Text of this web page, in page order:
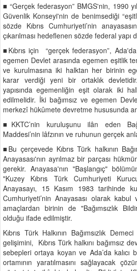
■ “Gerçek federasyon” BMGS'nin, 1990
Güvenlik Konseyi'nin de benimsediği
sözde Kıbrıs Cumhuriyeti’nin
çıkarılması hedeflenen sözde federal yapı
■Kıbrıs için “gerçek federasyon”,
egemen Devlet arasında egemen eşitlik
ve kurulmasına iki halktan her birinin
karar verdiği yeni bir ortaklık
yapısında egemenliğin eşit olarak iki
edilmelidir. İki bağımsız ve egemen
merkezî hükûmete devretme hususunda
■KKTC’nin kuruluşunu ilân eden
Maddesi’nin lâfzının ve ruhunun gerçek
■Bu çerçevede Kıbrıs Türk halkının
Anayasası'nın ayrılmaz bir parçası
gerekir. Anayasa'nın "Başlangıç"
"Kuzey Kıbrıs Türk Cumhuriyeti
Anayasayı, 15 Kasım 1983 tarihinde
Cumhuriyeti’nin Anayasası olarak
amaçlardan birinin de "Bağımsızlık
olduğu ifade edilmiştir.
Kıbrıs Türk Halkının Bağımsızlık
gelişimini, Kıbrıs Türk halkını bağımsız
sebepleri ortaya koyan ve Ada’da kalıcı
ortamının yaratılmasını sağlayacak